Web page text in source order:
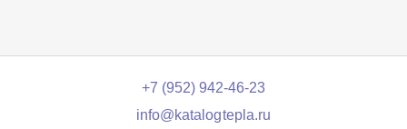
+7 (952) 942-46-23
info@katalogtepla.ru